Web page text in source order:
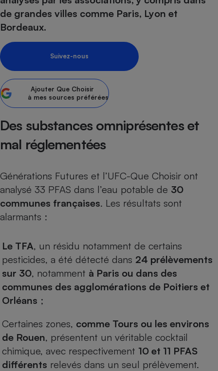
de grandes villes comme Paris, Lyon et
Bordeaux.
Suivez-nous
Ajouter Que Choisir
à mes sources préférées
Des substances omniprésentes et
mal réglementées
Générations Futures et l’UFC-Que Choisir ont
analysé 33 PFAS dans l’eau potable de 30
communes françaises. Les résultats sont
alarmants :
Le TFA, un résidu notamment de certains
pesticides, a été détecté dans 24 prélèvements
sur 30, notamment à Paris ou dans des
communes des agglomérations de Poitiers et
Orléans ;
Certaines zones, comme Tours ou les environs
de Rouen, présentent un véritable cocktail
chimique, avec respectivement 10 et 11 PFAS
différents relevés dans un seul prélèvement.
Complément
Assurance emprunteur
Petit électroménager -
induction
Climatiseur -
Ventilateur
Téléviseur
Antivirus
Radiateur électrique
Climatiseur -